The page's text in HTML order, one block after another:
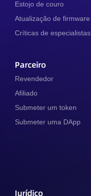
Estojo de couro
Atualização de firmware
Críticas de especialistas
Parceiro
Revendedor
Afiliado
Submeter um token
Submeter uma DApp
Jurídico